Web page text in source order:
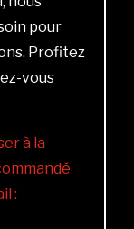
pour
Profitez
vous
à la
: